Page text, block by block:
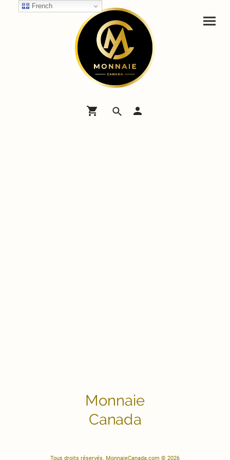
Monnaie
Canada
Tous droits réservés. MonnaieCanada.com © 2026
French